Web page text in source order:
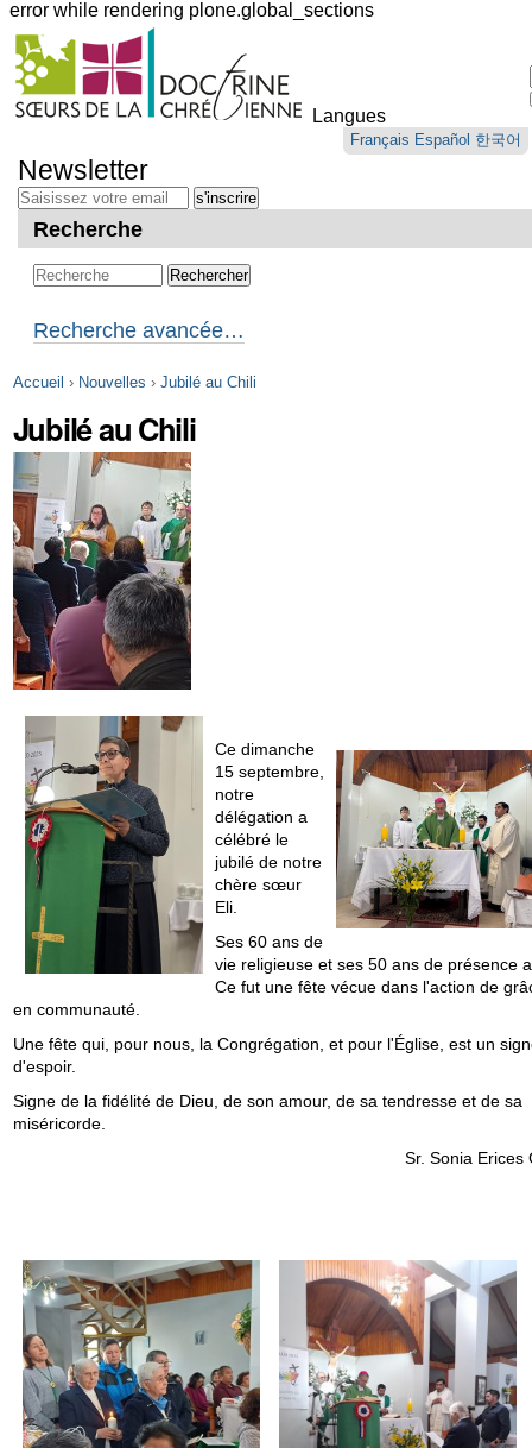
error while rendering plone.global_sections
Outils
personnels
Langues
Français Español 한국어
au
contenu.
Aller
navigation
Newsletter
Recherche
Recherche avancée…
Accueil › Nouvelles › Jubilé au Chili
Jubilé au Chili
Ce dimanche
15 septembre,
notre
délégation a
célébré le
jubilé de notre
chère sœur
Eli.
Ses 60 ans de
vie religieuse et ses 50 ans de présence
Ce fut une fête vécue dans l'action de
en communauté.
Une fête qui, pour nous, la Congrégation, et pour l'Église, est un
d'espoir.
Signe de la fidélité de Dieu, de son amour, de sa tendresse et de sa
miséricorde.
Sr. Sonia Erices